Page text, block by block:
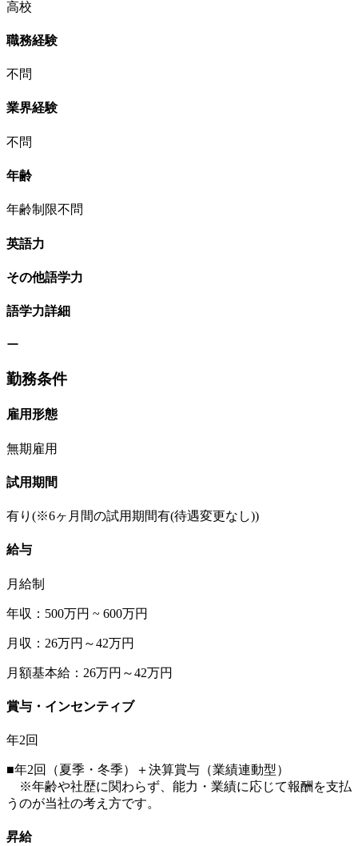
高校
職務経験
不問
業界経験
不問
年齢
年齢制限不問
英語力
その他語学力
語学力詳細
ー
勤務条件
雇用形態
無期雇用
試用期間
有り(※6ヶ月間の試用期間有(待遇変更なし))
給与
月給制
年収：500万円 ~ 600万円
月収：26万円～42万円
月額基本給：26万円～42万円
賞与・インセンティブ
年2回
■年2回（夏季・冬季）＋決算賞与（業績連動型）
※年齢や社歴に関わらず、能力・業績に応じて報酬を支払
うのが当社の考え方です。
昇給